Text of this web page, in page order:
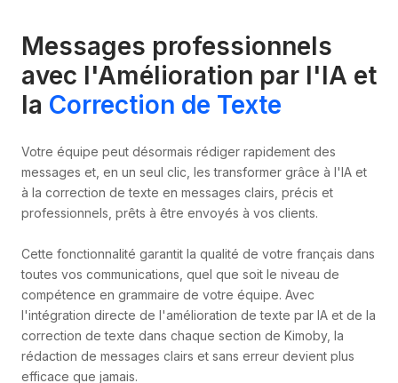
Messages professionnels
avec l'Amélioration par l'IA et
la Correction de Texte
Votre équipe peut désormais rédiger rapidement des
messages et, en un seul clic, les transformer grâce à l'IA et
à la correction de texte en messages clairs, précis et
professionnels, prêts à être envoyés à vos clients.
Cette fonctionnalité garantit la qualité de votre français dans
toutes vos communications, quel que soit le niveau de
compétence en grammaire de votre équipe. Avec
l'intégration directe de l'amélioration de texte par IA et de la
correction de texte dans chaque section de Kimoby, la
rédaction de messages clairs et sans erreur devient plus
efficace que jamais.